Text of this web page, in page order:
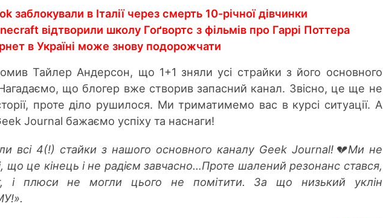
заблокували в Італії через смерть 10-річної дівчинки
відтворили школу Гоґвортс з фільмів про Гаррі Поттера
в Україні може знову подорожчати
Тайлер Андерсон, що 1+1 зняли усі страйки з його основного
що блогер вже створив запасний канал. Звісно, це ще не
проте діло рушилося. Ми триматимемо вас в курсі ситуації. А
Journal бажаємо успіху та наснаги!
всі 4(!) стайки з нашого основного каналу Geek Journal!💔Ми не
що це кінець і не радієм завчасно…Проте шалений резонанс стався,
і плюси не могли цього не помітити. За що низький уклін